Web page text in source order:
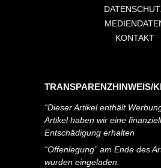
KONTAKT
TRANSPARENZHINWEIS/
“Dieser Artikel enthält
Artikel haben wir eine
Entschädigung erhalten
“Offenlegung” am Ende des
wurden eingeladen.